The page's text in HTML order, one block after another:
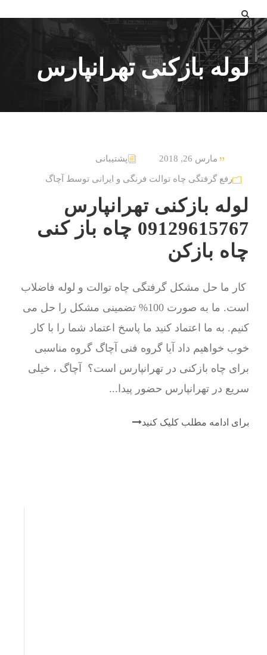
لوله بازکنی تهرانپارس
مارس 26, 2018 پشتیبانی
رفع گرفتگی چاه توالت فرنگی و ایرانی توسط آچاگ
لوله بازکنی تهرانپارس
09129615767 چاه باز کنی
چاه بازکن
کار ما حل مشکل گرفتگی چاه توالت و لوله فاضلاب
است. ما به صورت 100% تضمینی مشکل را حل می
کنیم. به ما اعتماد کنید ما پاسخ اعتماد شما را با کار
خوب خواهیم داد آیا گروه فنی آچاگ گروه مناسبی
برای چاه بازکنی در تهرانپارس است؟ آچاگ ، خیلی
سریع در تهرانپارس حضور پیدا...
برای ادامه مطلب کلیک کنید